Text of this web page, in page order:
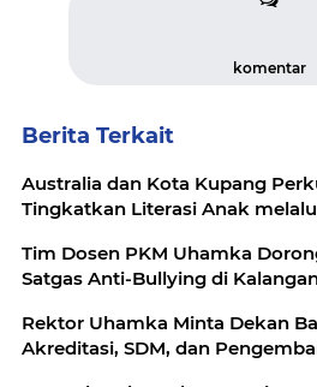
komentar
Berita Terkait
Australia dan Kota Kupang
Tingkatkan Literasi Anak
Tim Dosen PKM Uhamka
Satgas Anti-Bullying di
Rektor Uhamka Minta Dekan
Akreditasi, SDM, dan